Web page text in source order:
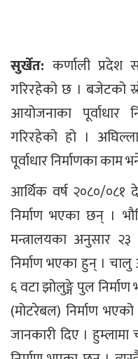
सुर्खेत: कर्णाली प्रदेश
गरिरहेको छ । बजेटको
आयोजनाका पूर्वाधार
गरिरहेको हो ।
पूर्वाधार निर्माणका काम
आर्थिक वर्ष २०८०/०८१
निर्माण भएका छन् ।
मन्त्रालयका अनुसार
निर्माण भएका हुन् ।
६ वटा झोलुङ्गे पुल
(मोटरेबल) निर्माण
जानकारी दिए ।